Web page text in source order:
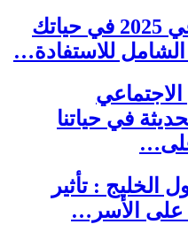
الذكاء الاصطناعي 2025 في حياتك
الشامل للاستفادة…
في حياتنا
على…
الخليج : تأثير
على الأسر…